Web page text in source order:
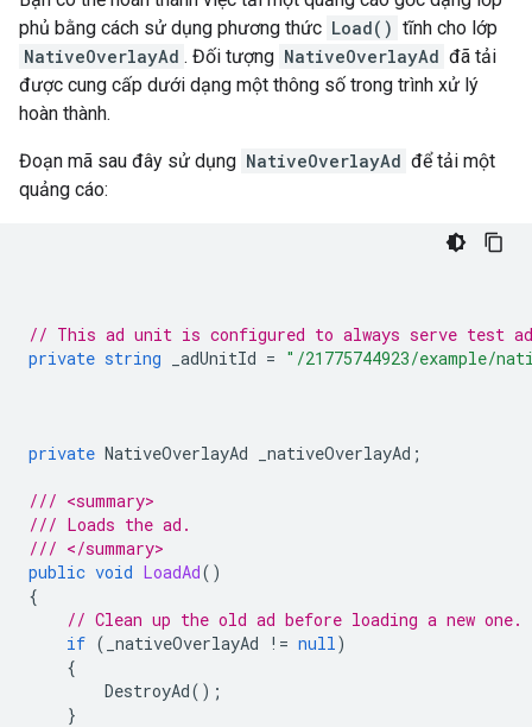
phủ bằng cách sử dụng phương thức Load() tĩnh cho lớp
NativeOverlayAd . Đối tượng NativeOverlayAd đã tải
được cung cấp dưới dạng một thông số trong trình xử lý
hoàn thành.
Đoạn mã sau đây sử dụng NativeOverlayAd để tải một
quảng cáo:
// This ad unit is configured to always serve test
private string _adUnitId = "/21775744923/example/
private NativeOverlayAd _nativeOverlayAd ;
/// <summary>
/// Loads the ad.
/// </summary>
public void LoadAd()
{
// Clean up the old ad before loading a new one.
if ( _nativeOverlayAd != null)
{
DestroyAd();
}